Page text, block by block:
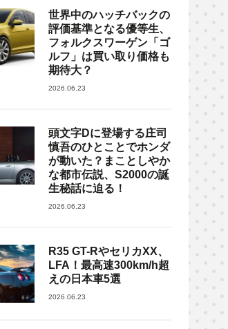
世界中のハッチバックの
評価基準となる優等生、
フォルクスワーゲン「ゴ
ルフ」は買い取り価格も
期待大？
2026.06.23
頭文字Dに登場する庄司
慎吾のひとことでホンダ
が動いた？まことしやか
な都市伝説、S2000の誕
生秘話に迫る！
2026.06.23
R35 GT-RやセリカXX、
LFA！最高速300km/h超
えの日本車5選
2026.06.23